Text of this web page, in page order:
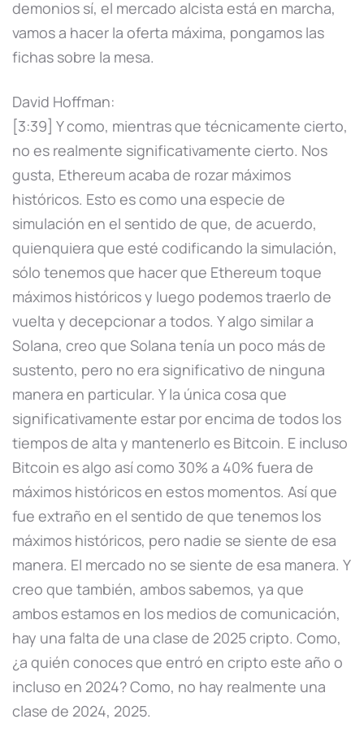
demonios sí, el mercado alcista está en marcha,
vamos a hacer la oferta máxima, pongamos las
fichas sobre la mesa.
David Hoffman:
[3:39] Y como, mientras que técnicamente cierto,
no es realmente significativamente cierto. Nos
gusta, Ethereum acaba de rozar máximos
históricos. Esto es como una especie de
simulación en el sentido de que, de acuerdo,
quienquiera que esté codificando la simulación,
sólo tenemos que hacer que Ethereum toque
máximos históricos y luego podemos traerlo de
vuelta y decepcionar a todos. Y algo similar a
Solana, creo que Solana tenía un poco más de
sustento, pero no era significativo de ninguna
manera en particular. Y la única cosa que
significativamente estar por encima de todos los
tiempos de alta y mantenerlo es Bitcoin. E incluso
Bitcoin es algo así como 30% a 40% fuera de
máximos históricos en estos momentos. Así que
fue extraño en el sentido de que tenemos los
máximos históricos, pero nadie se siente de esa
manera. El mercado no se siente de esa manera. Y
creo que también, ambos sabemos, ya que
ambos estamos en los medios de comunicación,
hay una falta de una clase de 2025 cripto. Como,
¿a quién conoces que entró en cripto este año o
incluso en 2024? Como, no hay realmente una
clase de 2024, 2025.